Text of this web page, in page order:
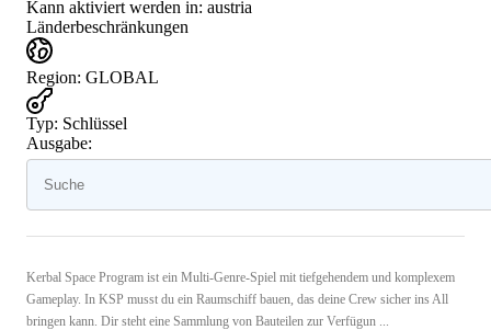
Kann aktiviert werden in: austria
Länderbeschränkungen
Region: GLOBAL
Typ: Schlüssel
Ausgabe:
Kerbal Space Program ist ein Multi-Genre-Spiel mit tiefgehendem und komplexem
Gameplay. In KSP musst du ein Raumschiff bauen, das deine Crew sicher ins All
bringen kann. Dir steht eine Sammlung von Bauteilen zur Verfügun ...